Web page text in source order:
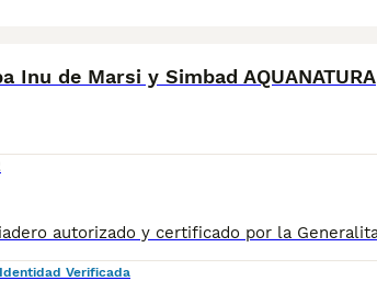
Inu de Marsi y Simbad AQUANATURA
Identidad Verificada